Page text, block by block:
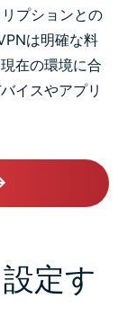
プションとの
は明確な料
在の環境に合
イスやアプリ
定す